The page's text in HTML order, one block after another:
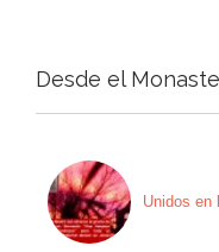
Desde el
Unidos en